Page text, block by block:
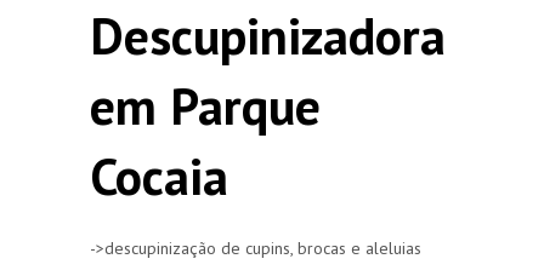
Descupinizadora
em Parque
Cocaia
->descupinização de cupins, brocas e aleluias